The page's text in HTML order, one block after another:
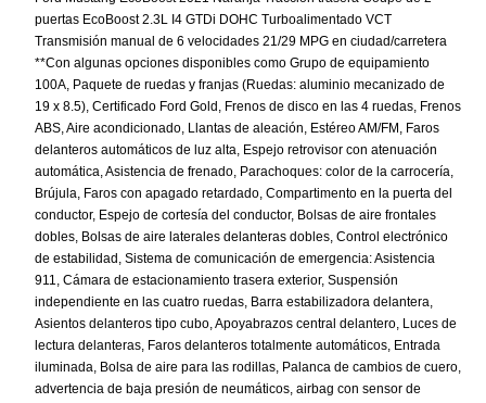
puertas EcoBoost 2.3L I4 GTDi DOHC Turboalimentado VCT
Transmisión manual de 6 velocidades 21/29 MPG en ciudad/carretera
**Con algunas opciones disponibles como Grupo de equipamiento
100A, Paquete de ruedas y franjas (Ruedas: aluminio mecanizado de
19 x 8.5), Certificado Ford Gold, Frenos de disco en las 4 ruedas, Frenos
ABS, Aire acondicionado, Llantas de aleación, Estéreo AM/FM, Faros
delanteros automáticos de luz alta, Espejo retrovisor con atenuación
automática, Asistencia de frenado, Parachoques: color de la carrocería,
Brújula, Faros con apagado retardado, Compartimento en la puerta del
conductor, Espejo de cortesía del conductor, Bolsas de aire frontales
dobles, Bolsas de aire laterales delanteras dobles, Control electrónico
de estabilidad, Sistema de comunicación de emergencia: Asistencia
911, Cámara de estacionamiento trasera exterior, Suspensión
independiente en las cuatro ruedas, Barra estabilizadora delantera,
Asientos delanteros tipo cubo, Apoyabrazos central delantero, Luces de
lectura delanteras, Faros delanteros totalmente automáticos, Entrada
iluminada, Bolsa de aire para las rodillas, Palanca de cambios de cuero,
advertencia de baja presión de neumáticos, airbag con sensor de